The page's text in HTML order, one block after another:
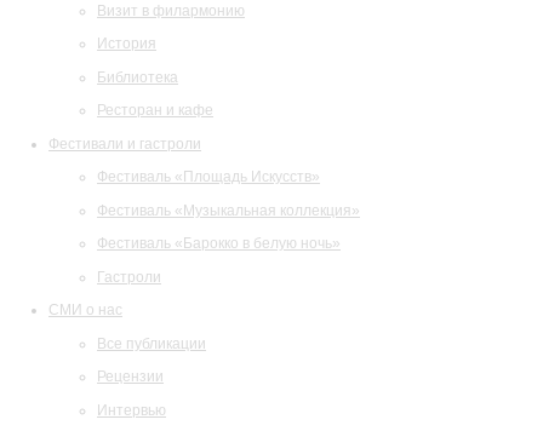
Визит в филармонию
История
Библиотека
Ресторан и кафе
Фестивали и гастроли
Фестиваль «Площадь Искусств»
Фестиваль «Музыкальная коллекция»
Фестиваль «Барокко в белую ночь»
Гастроли
СМИ о нас
Все публикации
Рецензии
Интервью